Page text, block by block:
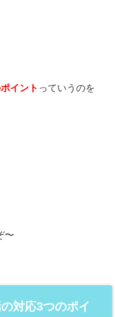
イント っていうのを
〜
対応3つのポイ